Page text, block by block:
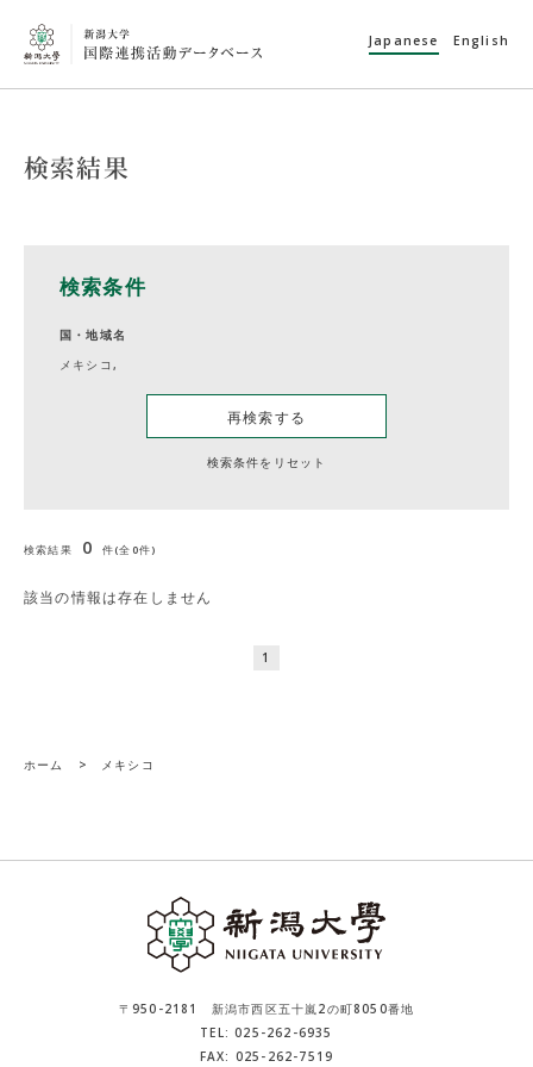
Japanese English
検索結果
検索条件
国・地域名
メキシコ,
再検索する
検索条件をリセット
検索結果 0 件(全0件)
該当の情報は存在しません
1
ホーム > メキシコ
〒950-2181 新潟市西区五十嵐2の町8050番地
TEL: 025-262-6935
FAX: 025-262-7519